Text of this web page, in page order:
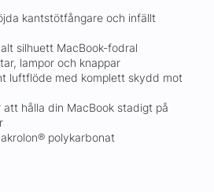
kantstötfångare och infällt
silhuett MacBook-fodral
lampor och knappar
luftflöde med komplett skydd mot
hålla din MacBook stadigt på
polykarbonat